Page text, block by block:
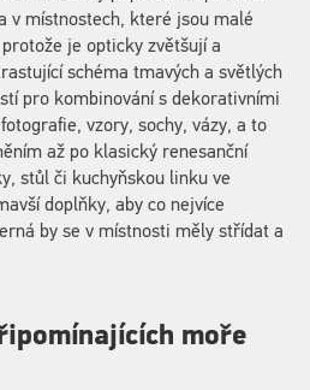
v místnostech, které jsou malé
je opticky zvětšují a
schéma tmavých a světlých
pro kombinování s dekorativními
vzory, sochy, vázy, a to
až po klasický renesanční
stůl či kuchyňskou linku ve
doplňky, aby co nejvíce
by se v místnosti měly střídat a
moře